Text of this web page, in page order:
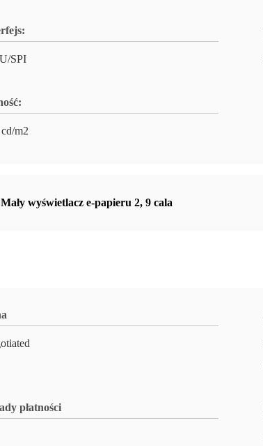
SPI
m2
Mały wyświetlacz e-papieru 2, 9 cala
płatności